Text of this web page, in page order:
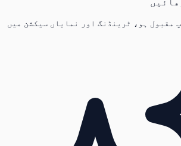
مقبول ہو، ٹرینڈنگ اور نمایاں سیکشن میں